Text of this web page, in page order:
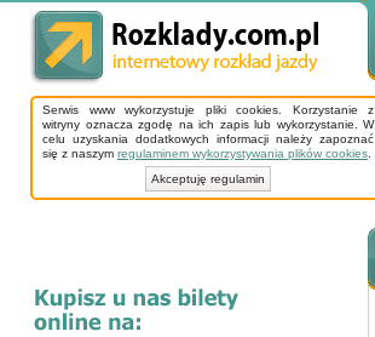
Serwis www wykorzystuje pliki cookies. Korzystanie z
witryny oznacza zgodę na ich zapis lub wykorzystanie. W
celu uzyskania dodatkowych informacji należy zapoznać
się z naszym regulaminem wykorzystywania plików cookies
Akceptuję regulamin